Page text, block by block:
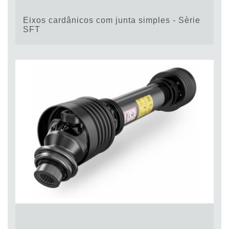
Sistemas Fan Drive
Eixos cardânicos com junta simples - Sèrie
SFT